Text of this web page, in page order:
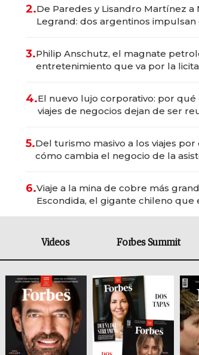
2.De Paredes y Lisandro Martínez a
Legrand: dos argentinos impulsan
3.Philip Anschutz, el magnate
entretenimiento que va por la
4.El nuevo lujo corporativo: por qué
viajes de negocios dejan de ser
5.Del turismo masivo a los viajes por
cómo cambia el negocio de la
6.Viaje a la mina de cobre más
Escondida, el gigante chileno que
Videos Forbes Summit